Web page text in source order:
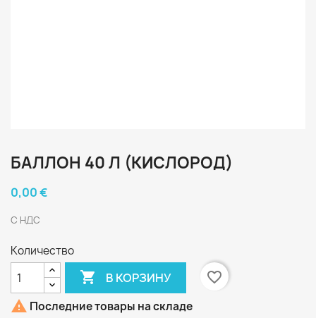
БАЛЛОН 40 Л (КИСЛОРОД)
0,00 €
С НДС
Количество
 В КОРЗИНУ
favorite_border
 Последние товары на складе